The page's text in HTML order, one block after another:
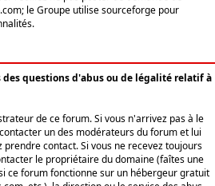
le Groupe utilise sourceforge pour
questions d'abus ou de légalité relatif à
de ce forum. Si vous n'arrivez pas à le
un des modérateurs du forum et lui
contact. Si vous ne recevez toujours
le propriétaire du domaine (faîtes une
ce forum fonctionne sur un hébergeur gratuit